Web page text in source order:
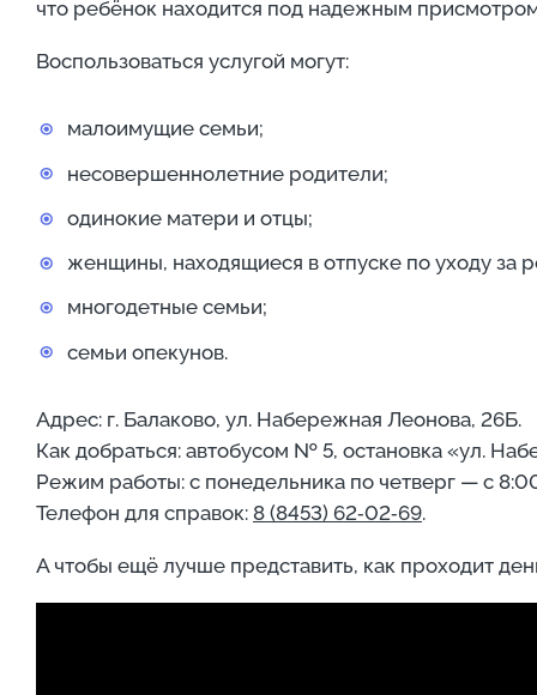
что ребёнок находится под надежным
Воспользоваться услугой могут:
малоимущие семьи;
несовершеннолетние родители;
одинокие матери и отцы;
женщины, находящиеся в отпуске по уходу за
многодетные семьи;
семьи опекунов.
Адрес: г. Балаково, ул. Набережная Леонова, 26Б.
Как добраться: автобусом № 5, остановка «ул.
Режим работы: с понедельника по четверг — с
Телефон для справок: 8 (8453) 62‑02‑69.
А чтобы ещё лучше представить, как проходит